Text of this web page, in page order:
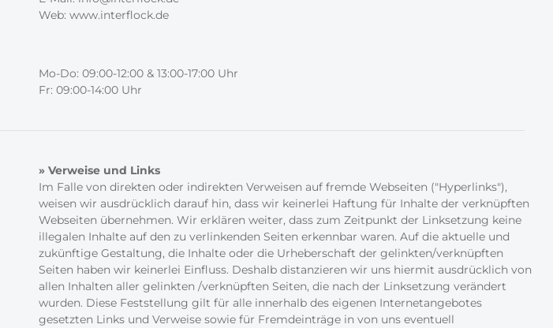
Web: www.interflock.de
Mo-Do: 09:00-12:00 & 13:00-17:00 Uhr
Fr: 09:00-14:00 Uhr
» Verweise und Links
Im Falle von direkten oder indirekten Verweisen auf fremde Webseiten ("Hyperlinks"),
weisen wir ausdrücklich darauf hin, dass wir keinerlei Haftung für Inhalte der verknüpften
Webseiten übernehmen. Wir erklären weiter, dass zum Zeitpunkt der Linksetzung keine
illegalen Inhalte auf den zu verlinkenden Seiten erkennbar waren. Auf die aktuelle und
zukünftige Gestaltung, die Inhalte oder die Urheberschaft der gelinkten/verknüpften
Seiten haben wir keinerlei Einfluss. Deshalb distanzieren wir uns hiermit ausdrücklich von
allen Inhalten aller gelinkten /verknüpften Seiten, die nach der Linksetzung verändert
wurden. Diese Feststellung gilt für alle innerhalb des eigenen Internetangebotes
gesetzten Links und Verweise sowie für Fremdeinträge in von uns eventuell